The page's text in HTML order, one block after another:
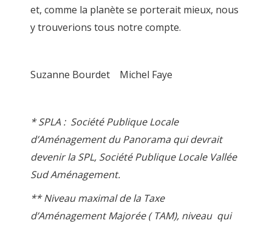
et, comme la planète se porterait mieux, nous
y trouverions tous notre compte.
Suzanne Bourdet Michel Faye
* SPLA : Société Publique Locale
d’Aménagement du Panorama qui devrait
devenir la SPL, Société Publique Locale Vallée
Sud Aménagement.
** Niveau maximal de la Taxe
d’Aménagement Majorée ( TAM), niveau qui